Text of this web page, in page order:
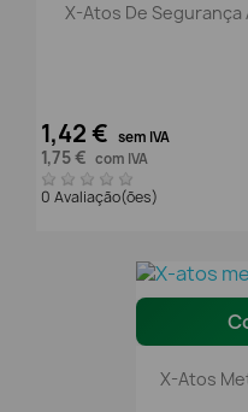
X-Atos De
1,42 € sem IVA
1,75 € com IVA
0 Avaliação(ões)
X-Atos